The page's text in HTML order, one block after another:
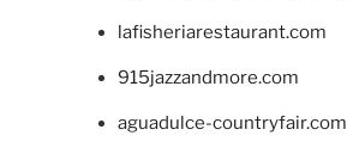
lafisheriarestaurant.com
915jazzandmore.com
aguadulce-countryfair.com